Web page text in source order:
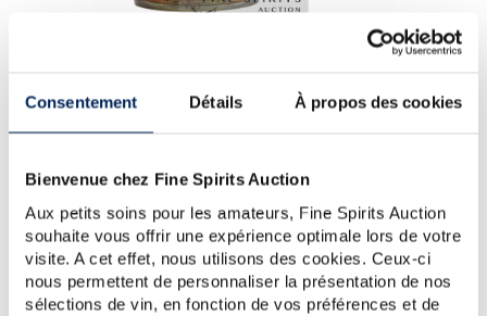
Consentement Détails À propos des cookies
Bienvenue chez Fine Spirits Auction
Aux petits soins pour les amateurs, Fine Spirits Auction
souhaite vous offrir une expérience optimale lors de votre
visite. A cet effet, nous utilisons des cookies. Ceux-ci
nous permettent de personnaliser la présentation de nos
sélections de vin, en fonction de vos préférences et de
George Dickel Of. N°12 Superior Brand (43°) - George
Tennessee Whiskey Georges Dickel distillé à Cascade
TOUTES LES COTES